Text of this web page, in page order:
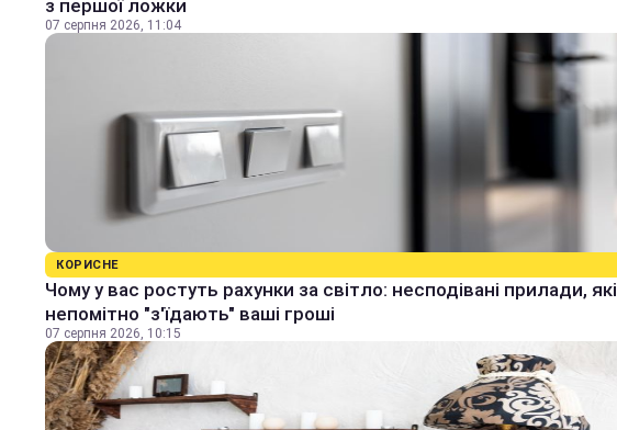
з першої ложки
07 серпня 2026, 11:04
КОРИСНЕ
Чому у вас ростуть рахунки за світло: несподівані прилади, які
непомітно "з'їдають" ваші гроші
07 серпня 2026, 10:15